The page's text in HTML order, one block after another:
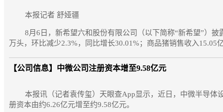
本报记者 舒娅疆
8月6日，新希望六和股份有限公司（以下简称“新希望”）披
万头，环比减少2.3%，同比增长30.01%；商品猪销售收入15.05
【公司信息】 中微公司注册资本增至9.58亿元
本报讯（记者袁传玺）天眼查App显示，近日，中微半导体
册资本由约6.26亿元增至约9.58亿元。